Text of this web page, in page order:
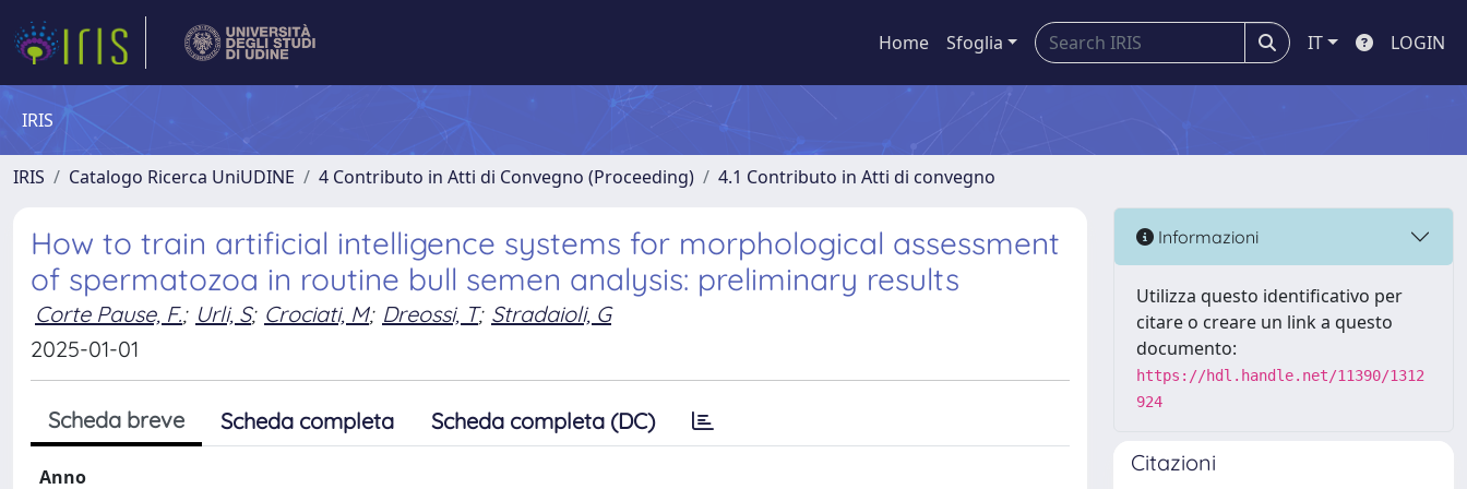
Home Sfoglia IT LOGIN
IRIS
IRIS Catalogo Ricerca UniUDINE 4 Contributo in Atti di Convegno (Proceeding) 4.1 Contributo in Atti di convegno
How to train artificial intelligence systems for morphological assessment
of spermatozoa in routine bull semen analysis: preliminary results
Corte Pause, F.; Urli, S; Crociati, M; Dreossi, T; Stradaioli, G
2025-01-01
Scheda breve Scheda completa Scheda completa (DC)
Anno
Informazioni
Utilizza questo identificativo per
citare o creare un link a questo
documento:
https://hdl.handle.net/11390/1312
924
Citazioni